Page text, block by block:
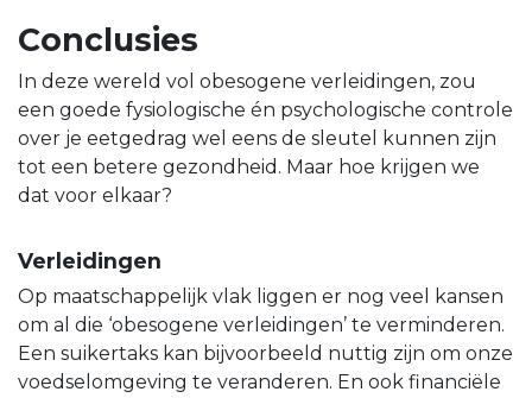
Conclusies
In deze wereld vol obesogene verleidingen, zou
een goede fysiologische én psychologische controle
over je eetgedrag wel eens de sleutel kunnen zijn
tot een betere gezondheid. Maar hoe krijgen we
dat voor elkaar?
Verleidingen
Op maatschappelijk vlak liggen er nog veel kansen
om al die ‘obesogene verleidingen’ te verminderen.
Een suikertaks kan bijvoorbeeld nuttig zijn om onze
voedselomgeving te veranderen. En ook financiële